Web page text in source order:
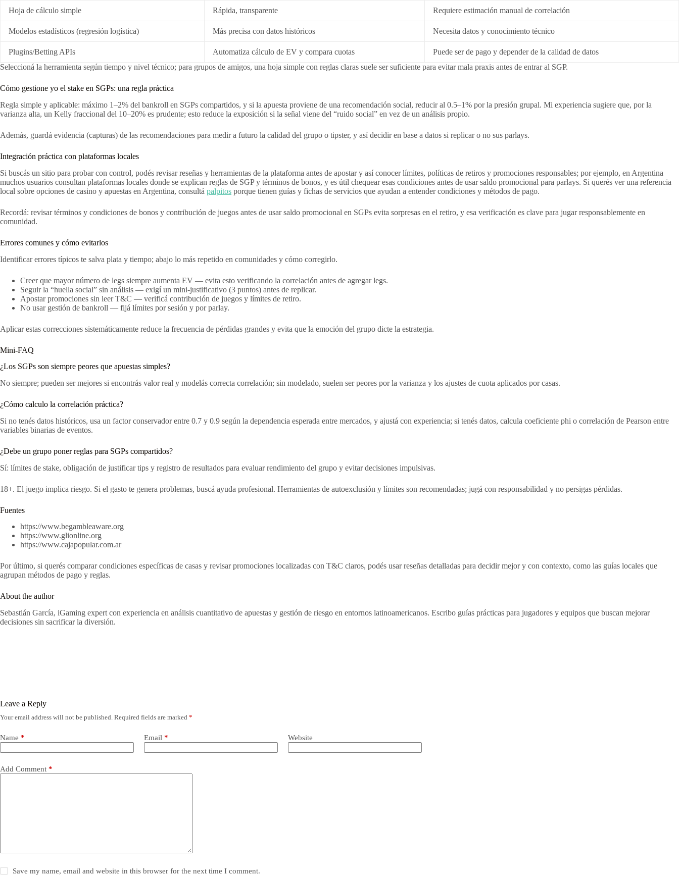
Hoja de cálculo simple Rápida, transparente Requiere estimación manual de correlación
Modelos estadísticos (regresión logística) Más precisa con datos históricos Necesita datos y conocimiento técnico
Plugins/Betting APIs Automatiza cálculo de EV y compara cuotas
Puede ser de pago y depender de la calidad de datos
Seleccioná la herramienta según tiempo y nivel técnico; para grupos de amigos, una hoja simple con reglas claras suele ser suficiente para evitar mala praxis antes de entrar al SGP.
Cómo gestione yo el stake en SGPs: una regla práctica
Regla simple y aplicable: máximo 1–2% del bankroll en SGPs compartidos, y si la apuesta proviene de una recomendación social, reducir al 0.5–1% por la presión grupal. Mi experiencia sugiere que, por la
varianza alta, un Kelly fraccional del 10–20% es prudente; esto reduce la exposición si la señal viene del “ruido social” en vez de un análisis propio.
Además, guardá evidencia (capturas) de las recomendaciones para medir a futuro la calidad del grupo o tipster, y así decidir en base a datos si replicar o no sus parlays.
Integración práctica con plataformas locales
Si buscás un sitio para probar con control, podés revisar reseñas y herramientas de la plataforma antes de apostar y así conocer límites, políticas de retiros y promociones responsables; por ejemplo, en Argentina
muchos usuarios consultan plataformas locales donde se explican reglas de SGP y términos de bonos, y es útil chequear esas condiciones antes de usar saldo promocional para parlays. Si querés ver una referencia
local sobre opciones de casino y apuestas en Argentina, consultá palpitos porque tienen guías y fichas de servicios que ayudan a entender condiciones y métodos de pago.
Recordá: revisar términos y condiciones de bonos y contribución de juegos antes de usar saldo promocional en SGPs evita sorpresas en el retiro, y esa verificación es clave para jugar responsablemente en
comunidad.
Errores comunes y cómo evitarlos
Identificar errores típicos te salva plata y tiempo; abajo lo más repetido en comunidades y cómo corregirlo.
Creer que mayor número de legs siempre aumenta EV — evita esto verificando la correlación antes de agregar legs.
Seguir la “huella social” sin análisis — exigí un mini-justificativo (3 puntos) antes de replicar.
Apostar promociones sin leer T&C — verificá contribución de juegos y límites de retiro.
No usar gestión de bankroll — fijá límites por sesión y por parlay.
Aplicar estas correcciones sistemáticamente reduce la frecuencia de pérdidas grandes y evita que la emoción del grupo dicte la estrategia.
Mini-FAQ
¿Los SGPs son siempre peores que apuestas simples?
No siempre; pueden ser mejores si encontrás valor real y modelás correcta correlación; sin modelado, suelen ser peores por la varianza y los ajustes de cuota aplicados por casas.
¿Cómo calculo la correlación práctica?
Si no tenés datos históricos, usa un factor conservador entre 0.7 y 0.9 según la dependencia esperada entre mercados, y ajustá con experiencia; si tenés datos, calcula coeficiente phi o correlación de Pearson entre
variables binarias de eventos.
¿Debe un grupo poner reglas para SGPs compartidos?
Sí: límites de stake, obligación de justificar tips y registro de resultados para evaluar rendimiento del grupo y evitar decisiones impulsivas.
18+. El juego implica riesgo. Si el gasto te genera problemas, buscá ayuda profesional. Herramientas de autoexclusión y límites son recomendadas; jugá con responsabilidad y no persigas pérdidas.
Fuentes
https://www.begambleaware.org
https://www.glionline.org
https://www.cajapopular.com.ar
Por último, si querés comparar condiciones específicas de casas y revisar promociones localizadas con T&C claros, podés usar reseñas detalladas para decidir mejor y con contexto, como las guías locales que
agrupan métodos de pago y reglas.
About the author
Sebastián García, iGaming expert con experiencia en análisis cuantitativo de apuestas y gestión de riesgo en entornos latinoamericanos. Escribo guías prácticas para jugadores y equipos que buscan mejorar
decisiones sin sacrificar la diversión.
Leave a Reply
Your email address will not be published. Required fields are marked *
Name * Email * Website
Add Comment *
Save my name, email and website in this browser for the next time I comment.